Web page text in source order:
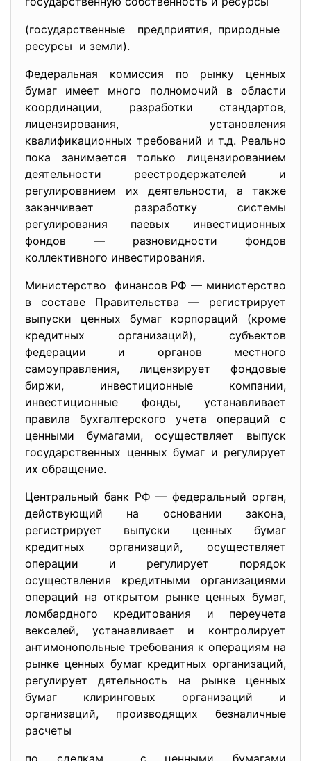
(государственные предприятия, природные
ресурсы и земли).
Федеральная комиссия по рынку ценных
бумаг имеет много полномочий в области
координации, разработки стандартов,
лицензирования, установления
квалификационных требований и т.д. Реально
пока занимается только лицензированием
деятельности реестродержателей и
регулированием их деятельности, а также
заканчивает разработку системы
регулирования па­евых инвестиционных
фондов — разновидности фондов
коллективного инвестирования.
Министерство финансов РФ — министерство
в составе Правительства — регистрирует
выпуски ценных бумаг корпораций (кроме
кредитных организаций), субъектов
федерации и органов местного
самоуправления, лицензирует фондовые
биржи, инвестиционные компании,
инвестиционные фонды, устанавливает
правила бухгалтерского учета операций с
ценными бумагами, осуществляет выпуск
государственных ценных бумаг и регулирует
их обращение.
Центральный банк РФ — федеральный орган,
действующий на основании закона,
регистрирует выпуски ценных бумаг
кредитных организаций, осуществляет
операции и регулирует порядок
осуществления кредитными организациями
операций на открытом рынке ценных бумаг,
ломбардного кредитования и переучета
векселей, устанавливает и контролирует
антимонопольные требования к операциям на
рынке ценных бумаг кредитных организаций,
регулирует дятельность на рынке ценных
бумаг клиринговых организаций и
организаций, производящих безналичные
расчеты
по сделкам с ценными бумагами